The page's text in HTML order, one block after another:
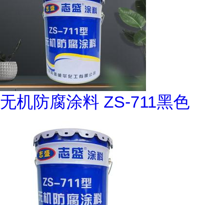
无机防腐涂料 ZS-711黑色